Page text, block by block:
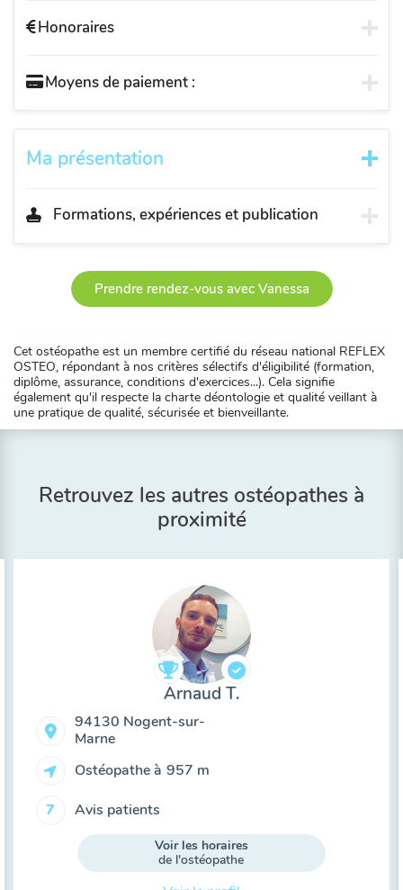
Honoraires
Moyens de paiement :
Ma présentation
Formations, expériences et publication
Prendre rendez-vous avec Vanessa
Cet ostéopathe est un membre certifié du réseau national REFLEX
OSTEO, répondant à nos critères sélectifs d'éligibilité (formation,
diplôme, assurance, conditions d'exercices...). Cela signifie
également qu'il respecte la charte déontologie et qualité veillant à
une pratique de qualité, sécurisée et bienveillante.
Retrouvez les autres ostéopathes à
proximité
Arnaud T.
94130 Nogent-sur-
Marne
Ostéopathe à 957 m
7 Avis patients
Voir les horaires
de l'ostéopathe